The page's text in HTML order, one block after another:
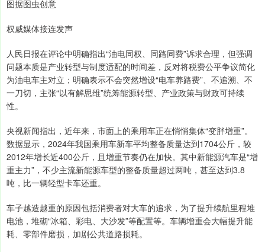
图据图虫创意
权威媒体接连发声
人民日报在评论中明确指出“油电同权、同路同费”诉求合理，但强调
问题本质是‌产业转型与制度适配的时间差，反对将税费公平争议简化
为油电车主对立；明确表示‌不会突然增设“电车养路费”、不追溯、不
一刀切‌，主张“以有解思维”统筹能源转型、产业政策与财政可持续
性。
央视新闻指出，近年来，市面上的乘用车正在悄悄集体“变胖增重”。
数据显示，2024年我国乘用车新车平均整备质量达到1704公斤，较
2012年增长近400公斤，且增重节奏仍在加快。其中新能源汽车是“增
重主力”，不少主流新能源车型的整备质量超过两吨，甚至达到3.8
吨，比一辆轻型卡车还重。
车子越造越重的原因包括消费者对大车的追求，为了提升续航里程堆
电池，堆砌“冰箱、彩电、大沙发”等配置等。车辆增重会大幅提升能
耗、零部件磨损，加剧公共道路损耗。